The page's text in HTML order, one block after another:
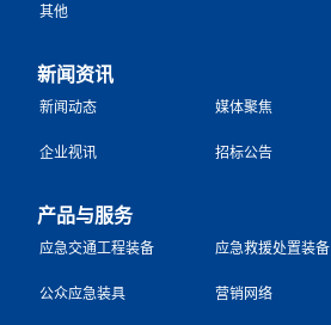
其他
新闻资讯
新闻动态 媒体聚焦
企业视讯 招标公告
产品与服务
应急交通工程装备 应急救援处置装备
公众应急装具 营销网络